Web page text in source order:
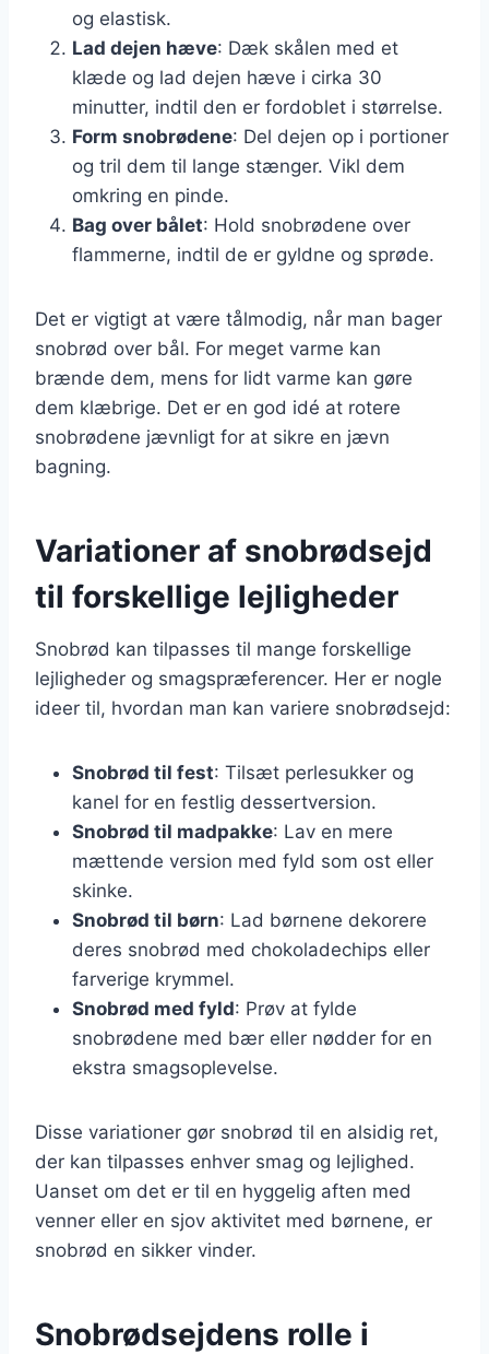
og elastisk.
Lad dejen hæve: Dæk skålen med et
klæde og lad dejen hæve i cirka 30
minutter, indtil den er fordoblet i størrelse.
Form snobrødene: Del dejen op i portioner
og tril dem til lange stænger. Vikl dem
omkring en pinde.
Bag over bålet: Hold snobrødene over
flammerne, indtil de er gyldne og sprøde.
Det er vigtigt at være tålmodig, når man bager
snobrød over bål. For meget varme kan
brænde dem, mens for lidt varme kan gøre
dem klæbrige. Det er en god idé at rotere
snobrødene jævnligt for at sikre en jævn
bagning.
Variationer af snobrødsejd
til forskellige lejligheder
Snobrød kan tilpasses til mange forskellige
lejligheder og smagspræferencer. Her er nogle
ideer til, hvordan man kan variere snobrødsejd:
Snobrød til fest: Tilsæt perlesukker og
kanel for en festlig dessertversion.
Snobrød til madpakke: Lav en mere
mættende version med fyld som ost eller
skinke.
Snobrød til børn: Lad børnene dekorere
deres snobrød med chokoladechips eller
farverige krymmel.
Snobrød med fyld: Prøv at fylde
snobrødene med bær eller nødder for en
ekstra smagsoplevelse.
Disse variationer gør snobrød til en alsidig ret,
der kan tilpasses enhver smag og lejlighed.
Uanset om det er til en hyggelig aften med
venner eller en sjov aktivitet med børnene, er
snobrød en sikker vinder.
Snobrødsejdens rolle i